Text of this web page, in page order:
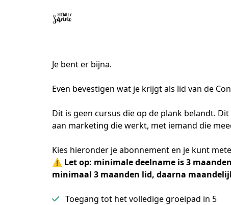
Je bent er bijna.
Even bevestigen wat je krijgt als lid van de
Dit is geen cursus die op de plank belandt.
aan marketing die werkt, met iemand die
Kies hieronder je abonnement en je kunt
⚠️ Let op: minimale deelname is 3
minimaal 3 maanden lid, daarna
Toegang tot het volledige groeipad in 5